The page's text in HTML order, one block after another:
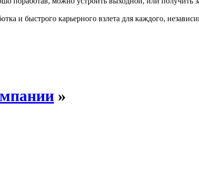
и быстрого карьерного взлета для каждого,
»